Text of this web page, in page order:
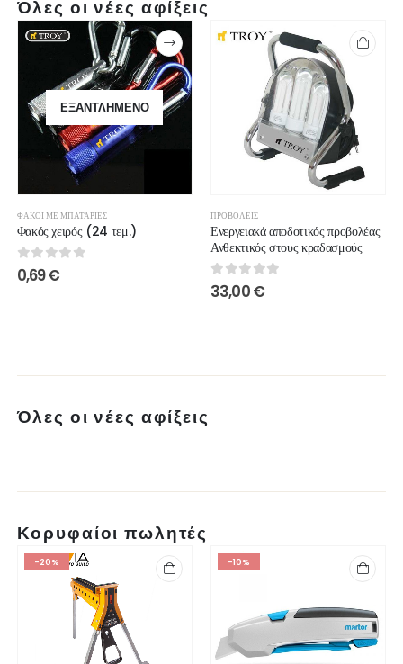
Όλες οι νέες αφίξεις
ΕΞΑΝΤΛΗΜΈΝΟ
ΦΑΚΟΊ ΜΕ ΜΠΑΤΑΡΊΕΣ
Φακός χειρός (24 τεμ.)
0 out of 5
0,69€
ΠΡΟΒΟΛΕΊΣ
Ενεργειακά αποδοτικός προβολέας
Ανθεκτικός στους κραδασμούς
0out of 5
33,00€
Όλες οι νέες αφίξεις
Κορυφαίοι πωλητές
-20% -10%